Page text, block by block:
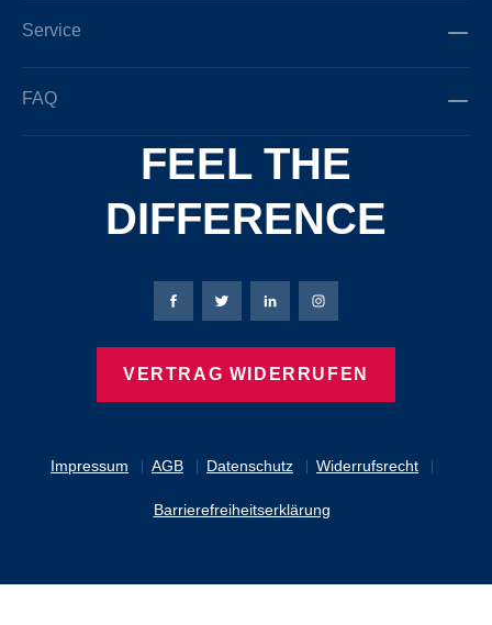
Service
FAQ
FEEL THE
DIFFERENCE
Impressum AGB Datenschutz Widerrufsrecht
Barrierefreiheitserklärung
Bierbaum-Proenen Facebook-Seite
Bierbaum-Proenen Twitter Seite
Bierbaum-Proenen LinkedIn
Bierbaum-Proenen
VERTRAG WIDERRUFEN